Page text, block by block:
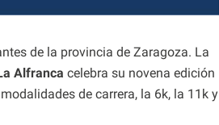
de la provincia de Zaragoza. La
Alfranca celebra su novena edición
de carrera, la 6k, la 11k y